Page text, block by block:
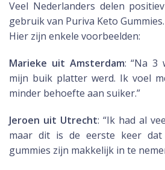
Veel Nederlanders delen
gebruik van Puriva Keto Gummies.
Hier zijn enkele voorbeelden:
Marieke uit Amsterdam: “Na 3
mijn buik platter werd. Ik voel
minder behoefte aan suiker.”
Jeroen uit Utrecht: “Ik had al
maar dit is de eerste keer
gummies zijn makkelijk in te